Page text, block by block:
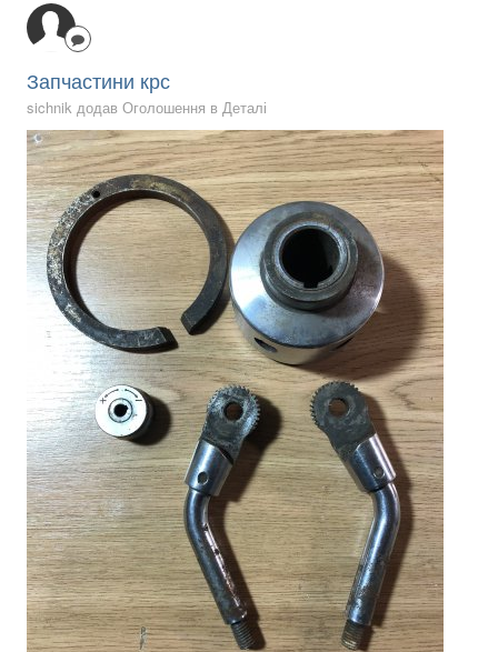
Запчастини крс
sichnik додав Оголошення в Деталі